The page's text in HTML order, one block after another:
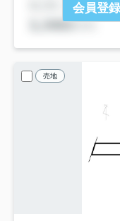
会員登
売地